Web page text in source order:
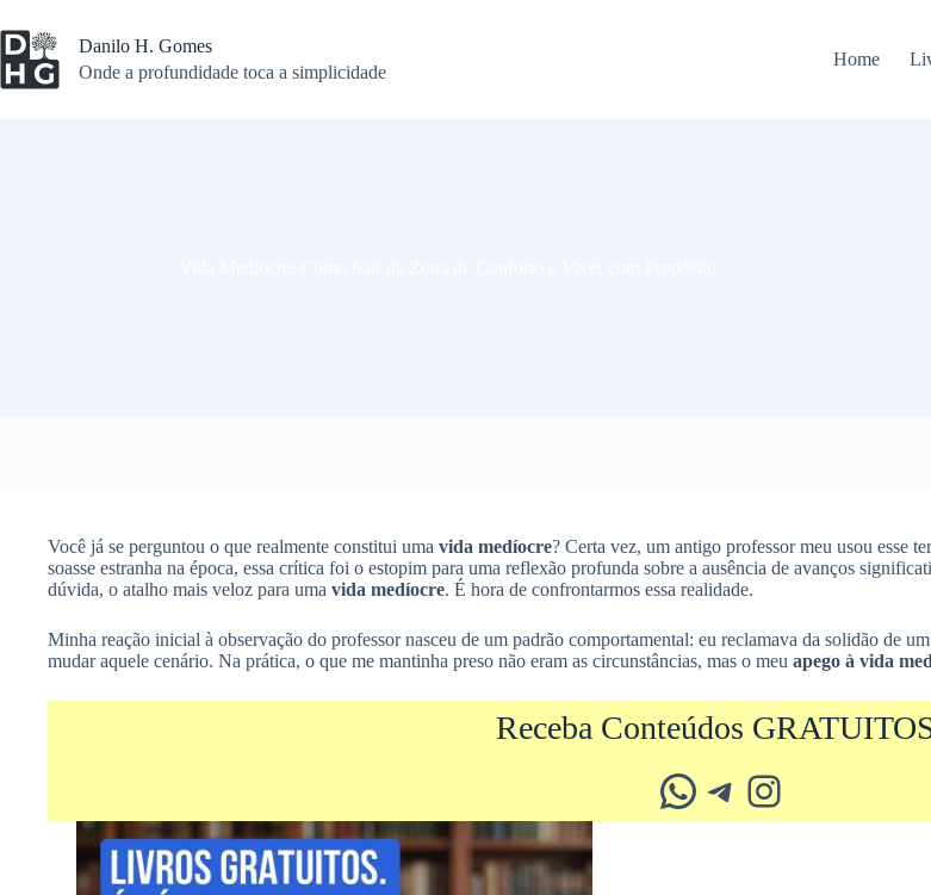
para
o
conteúdo
Danilo H. Gomes
Onde a profundidade toca a simplicidade
Home
Você já se perguntou o que realmente constitui uma vida medíocre? Certa vez, um antigo professor meu usou esse
soasse estranha na época, essa crítica foi o estopim para uma reflexão profunda sobre a ausência de avanços
dúvida, o atalho mais veloz para uma vida medíocre. É hora de confrontarmos essa realidade.
Minha reação inicial à observação do professor nasceu de um padrão comportamental: eu reclamava da solidão de
mudar aquele cenário. Na prática, o que me mantinha preso não eram as circunstâncias, mas o meu apego à vida
Receba Conteúdos
Whatsapp Telegram Instagram